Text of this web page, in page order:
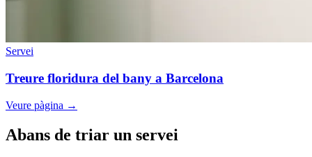
Servei
Treure floridura del bany a Barcelona
Veure pàgina →
Abans de triar un servei